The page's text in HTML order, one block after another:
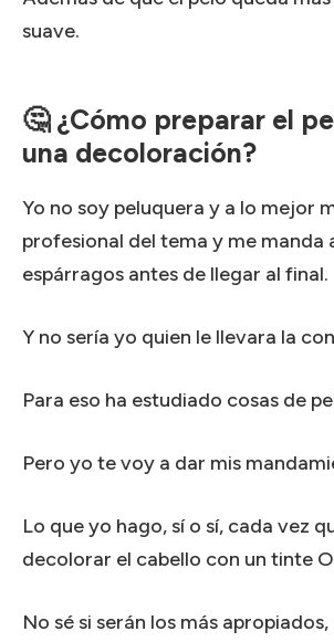
suave.
🤔 ¿Cómo preparar el
una decoloración?
Yo no soy peluquera y a lo mejor
profesional del tema y me manda
espárragos antes de llegar al final.
Y no sería yo quien le llevara la
Para eso ha estudiado cosas de
Pero yo te voy a dar mis
Lo que yo hago, sí o sí, cada vez
decolorar el cabello con un tinte
No sé si serán los más